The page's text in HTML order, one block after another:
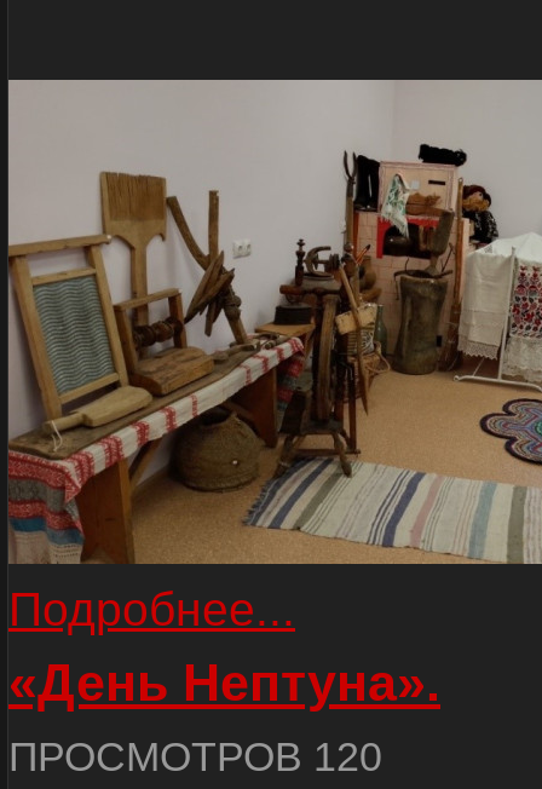
Подробнее...
«День Нептуна».
ПРОСМОТРОВ 120